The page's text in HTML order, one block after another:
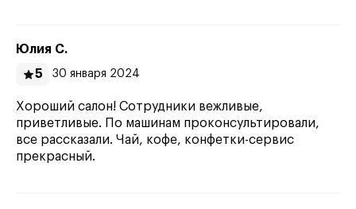
Юлия С.
5
30 января 2024
Хороший салон! Сотрудники вежливые,
приветливые. По машинам проконсультировали,
все рассказали. Чай, кофе, конфетки-сервис
прекрасный.